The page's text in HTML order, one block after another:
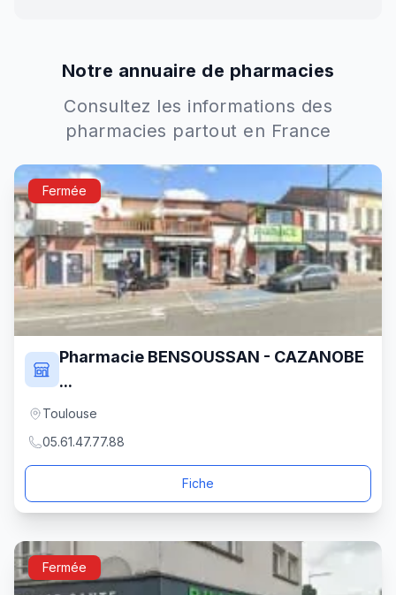
Notre annuaire de pharmacies
Consultez les informations des
pharmacies partout en France
Fermée
Pharmacie BENSOUSSAN - CAZANOBE
...
Toulouse
05.61.47.77.88
Fiche
Fermée